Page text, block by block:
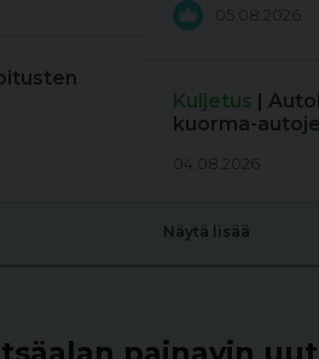
05.08.2026
Kuljetus |
kuorma-
04.08.2026
Näytä lisää
painavin